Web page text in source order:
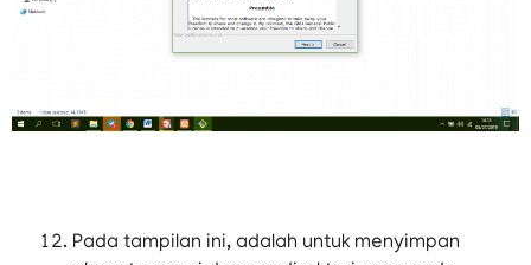
Pada tampilan ini, adalah untuk menyimpan